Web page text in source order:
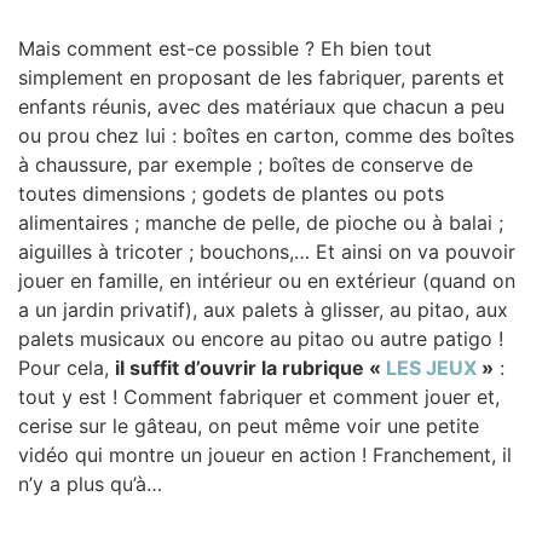
Mais comment est-ce possible ? Eh bien tout
simplement en proposant de les fabriquer, parents et
enfants réunis, avec des matériaux que chacun a peu
ou prou chez lui : boîtes en carton, comme des boîtes
à chaussure, par exemple ; boîtes de conserve de
toutes dimensions ; godets de plantes ou pots
alimentaires ; manche de pelle, de pioche ou à balai ;
aiguilles à tricoter ; bouchons,… Et ainsi on va pouvoir
jouer en famille, en intérieur ou en extérieur (quand on
a un jardin privatif), aux palets à glisser, au pitao, aux
palets musicaux ou encore au pitao ou autre patigo !
Pour cela, il suffit d’ouvrir la rubrique « LES JEUX » :
tout y est ! Comment fabriquer et comment jouer et,
cerise sur le gâteau, on peut même voir une petite
vidéo qui montre un joueur en action ! Franchement, il
n’y a plus qu’à…